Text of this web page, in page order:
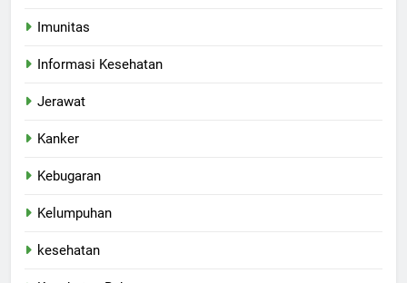
Imunitas
Informasi Kesehatan
Jerawat
Kanker
Kebugaran
Kelumpuhan
kesehatan